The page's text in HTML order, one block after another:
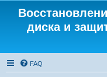
диска и
FAQ